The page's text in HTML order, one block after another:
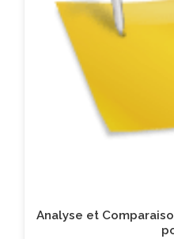
Analyse et